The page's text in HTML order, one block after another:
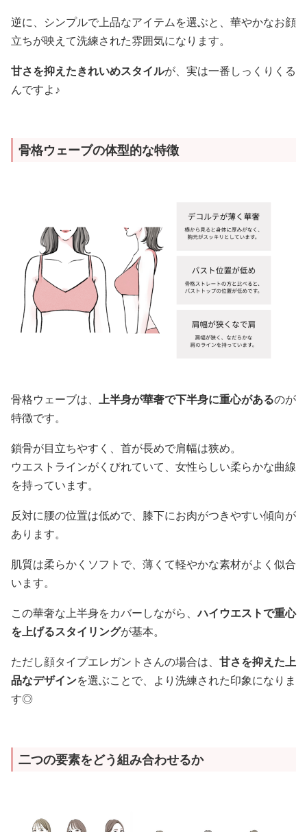
逆に、シンプルで上品なアイテムを選ぶと、華やかなお顔
立ちが映えて洗練された雰囲気になります。
甘さを抑えたきれいめスタイルが、実は一番しっくりくる
んですよ♪
骨格ウェーブの体型的な特徴
骨格ウェーブは、 上半身が華奢で下半身に重心があるのが
特徴です。
鎖骨が目立ちやすく、首が長めで肩幅は狭め。
ウエストラインがくびれていて、女性らしい柔らかな曲線
を持っています。
反対に腰の位置は低めで、膝下にお肉がつきやすい傾向が
あります。
肌質は柔らかくソフトで、薄くて軽やかな素材がよく似合
います。
この華奢な上半身をカバーしながら、ハイウエストで重心
を上げるスタイリングが基本。
ただし顔タイプエレガントさんの場合は、 甘さを抑えた上
品なデザインを選ぶことで、より洗練された印象になりま
す◎
二つの要素をどう組み合わせるか